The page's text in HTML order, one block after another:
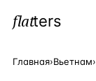
flatters
Главная›Вьетнам›